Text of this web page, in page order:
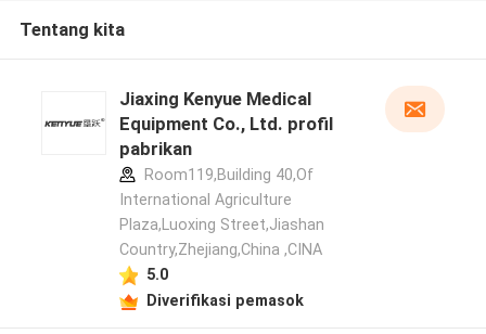
Tentang kita
Jiaxing Kenyue Medical
Equipment Co., Ltd. profil
pabrikan
Room119,Building 40,Of
International Agriculture
Plaza,Luoxing Street,Jiashan
Country,Zhejiang,China ,CINA
5.0
Diverifikasi pemasok